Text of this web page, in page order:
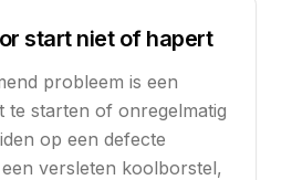
start niet of hapert
probleem is een
te starten of onregelmatig
op een defecte
versleten koolborstel,